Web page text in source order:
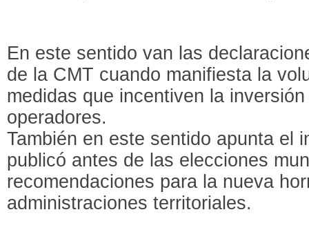
En este sentido van las
de la CMT cuando manifiesta la
medidas que incentiven la
operadores.
También en este sentido apunta el
publicó antes de las elecciones
recomendaciones para la nueva
administraciones territoriales.